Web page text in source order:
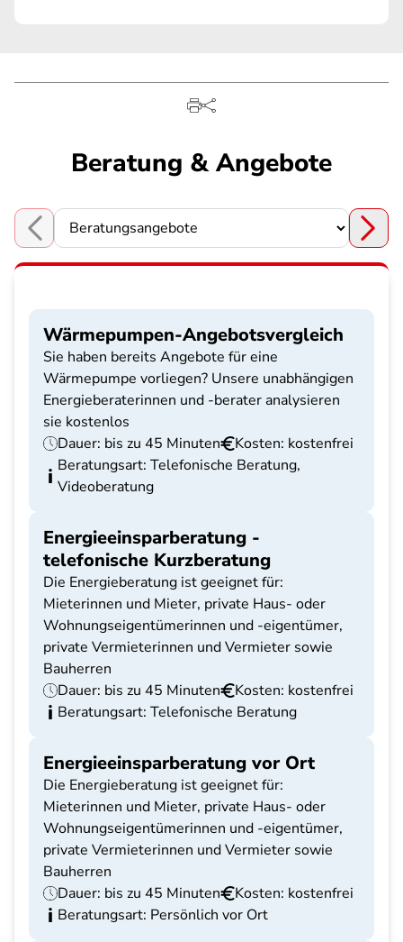
Beratung & Angebote
Choose a section
Wärmepumpen-Angebotsvergleich
Sie haben bereits Angebote für eine
Wärmepumpe vorliegen? Unsere unabhängigen
Energieberaterinnen und -berater analysieren
sie kostenlos
Dauer: bis zu 45 Minuten
Kosten: kostenfrei
Beratungsart: Telefonische Beratung,
Videoberatung
Energieeinsparberatung -
telefonische Kurzberatung
Die Energieberatung ist geeignet für:
Mieterinnen und Mieter, private Haus- oder
Wohnungseigentümerinnen und -eigentümer,
private Vermieterinnen und Vermieter sowie
Bauherren
Dauer: bis zu 45 Minuten
Kosten: kostenfrei
Beratungsart: Telefonische Beratung
Energieeinsparberatung vor Ort
Die Energieberatung ist geeignet für:
Mieterinnen und Mieter, private Haus- oder
Wohnungseigentümerinnen und -eigentümer,
private Vermieterinnen und Vermieter sowie
Bauherren
Dauer: bis zu 45 Minuten
Kosten: kostenfrei
Beratungsart: Persönlich vor Ort